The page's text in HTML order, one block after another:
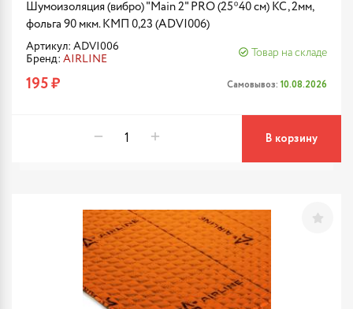
Шумоизоляция (вибро) "Main 2" PRO (25*40 см) КС, 2мм,
фольга 90 мкм. КМП 0,23 (ADVI006)
Артикул: ADVI006
Бренд: AIRLINE
Товар на складе
195 ₽ Самовывоз: 10.08.2026
В корзину